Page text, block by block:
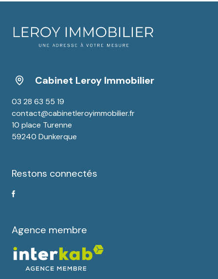
Cabinet Leroy Immobilier
03 28 63 55 19
contact@cabinetleroyimmobilier.fr
10 place Turenne
59240 Dunkerque
Restons connectés
Agence membre